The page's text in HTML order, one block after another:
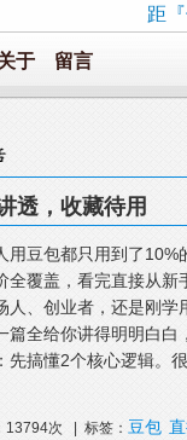
距
于 留言
透，收藏待用
用豆包都只用到了
全覆盖，看完直接从
人、创业者，还是刚
篇全给你讲得明明白
先搞懂2个核心逻辑。
13794次 | 标签： 豆包